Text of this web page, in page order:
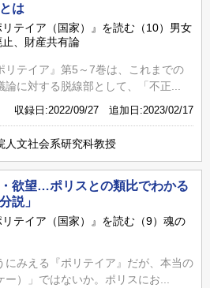
は
テイア（国家）』を読む（10）男女
、財産共有論
リテイア』第5～7巻は、これまでの
論に対する脱線部として、「不正...
収録日:2022/09/27 追加日:2023/02/17
人文社会系研究科教授
欲望…ポリスとの類比でわかる
説」
テイア（国家）』を読む（9）魂の
にみえる『ポリテイア』だが、本当の
）」ではないか。ポリスにお...